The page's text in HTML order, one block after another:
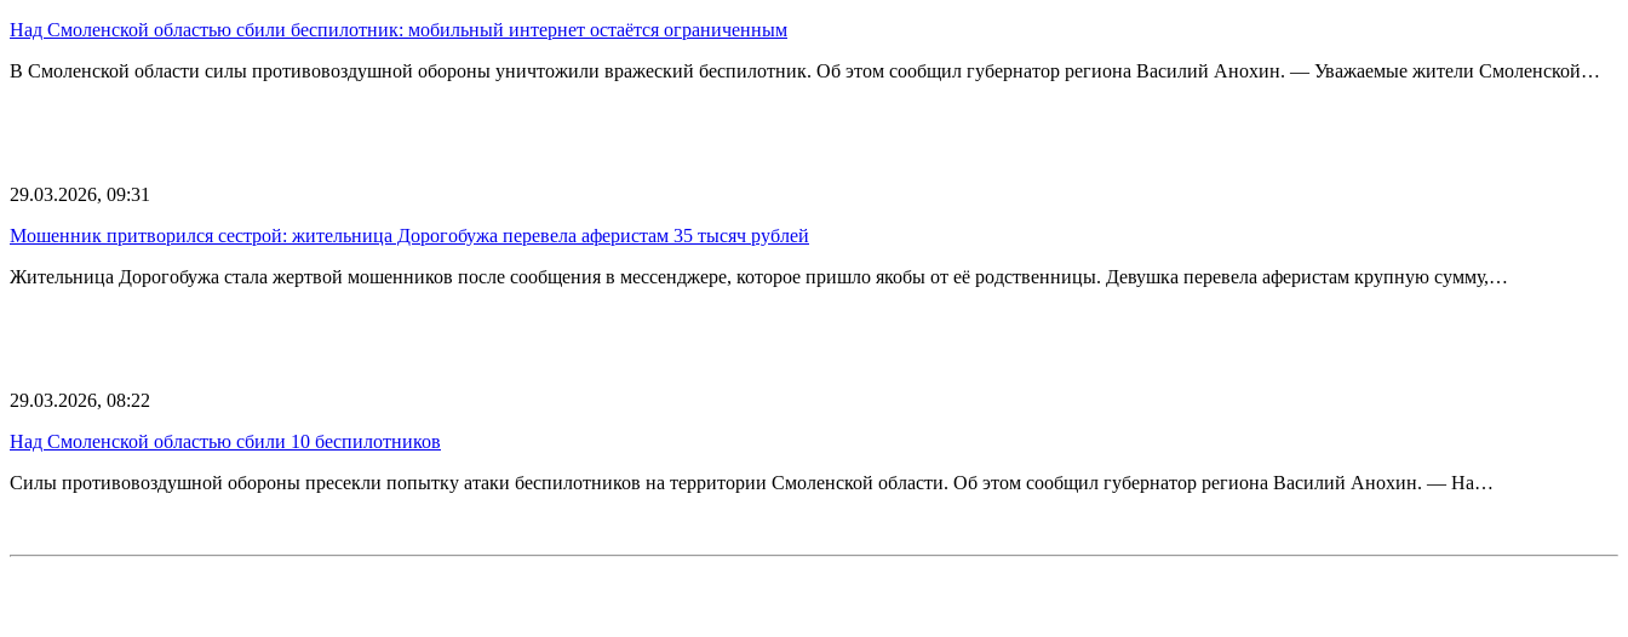
Над Смоленской областью сбили беспилотник: мобильный интернет остаётся ограниченным
В Смоленской области силы противовоздушной обороны уничтожили вражеский беспилотник. Об этом сообщил губернатор региона Василий Анохин. — Уважаемые жители Смоленской…
29.03.2026, 09:31
Мошенник притворился сестрой: жительница Дорогобужа перевела аферистам 35 тысяч рублей
Жительница Дорогобужа стала жертвой мошенников после сообщения в мессенджере, которое пришло якобы от её родственницы. Девушка перевела аферистам крупную сумму,…
29.03.2026, 08:22
Над Смоленской областью сбили 10 беспилотников
Силы противовоздушной обороны пресекли попытку атаки беспилотников на территории Смоленской области. Об этом сообщил губернатор региона Василий Анохин. — На…